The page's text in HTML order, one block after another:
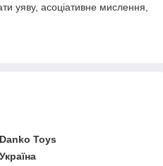
уяву, асоціативне мислення,
Danko Toys
Україна